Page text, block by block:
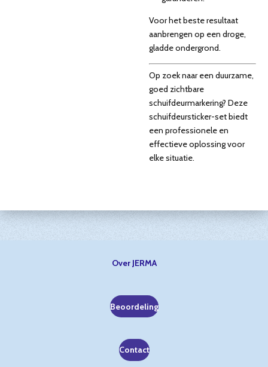
Voor het beste resultaat
aanbrengen op een droge,
gladde ondergrond.
Op zoek naar een duurzame,
goed zichtbare
schuifdeurmarkering? Deze
schuifdeursticker-set biedt
een professionele en
effectieve oplossing voor
elke situatie.
Over JERMA
Beoordeling
Contact